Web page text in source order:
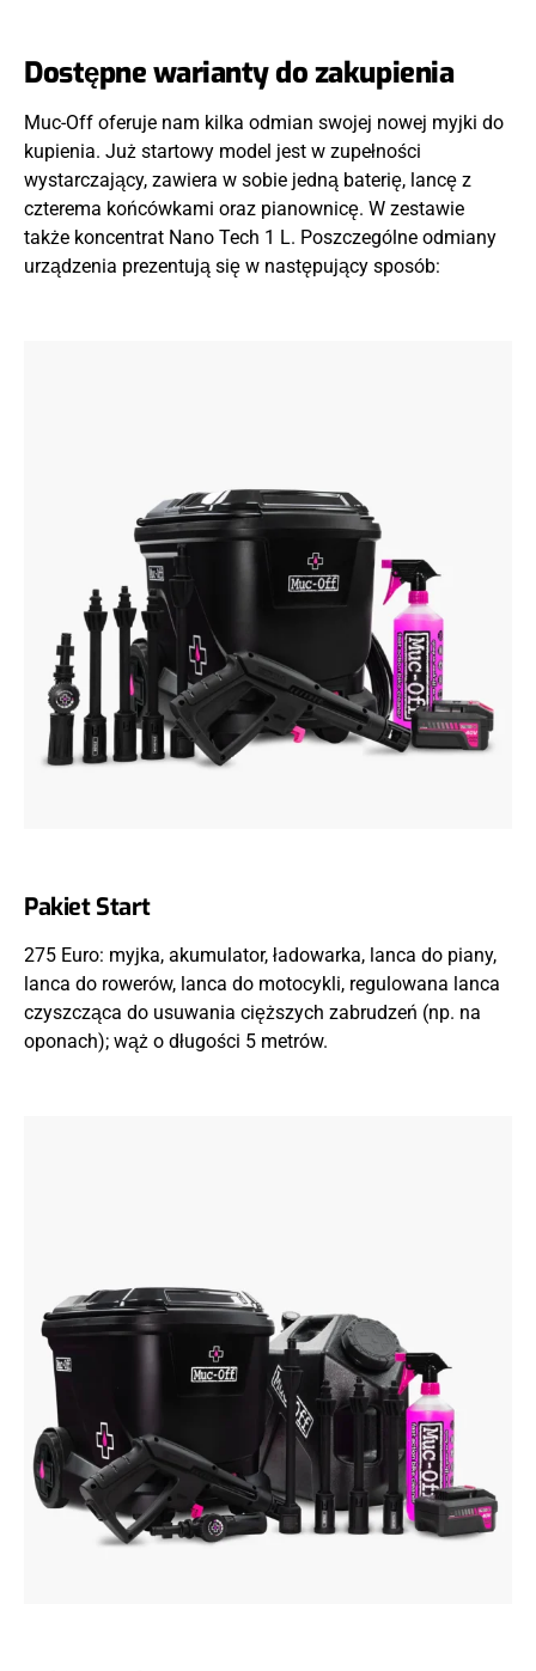
Dostępne warianty do zakupienia
Muc-Off oferuje nam kilka odmian swojej nowej myjki do
kupienia. Już startowy model jest w zupełności
wystarczający, zawiera w sobie jedną baterię, lancę z
czterema końcówkami oraz pianownicę. W zestawie
także koncentrat Nano Tech 1 L. Poszczególne odmiany
urządzenia prezentują się w następujący sposób:
Pakiet Start
275 Euro: myjka, akumulator, ładowarka, lanca do piany,
lanca do rowerów, lanca do motocykli, regulowana lanca
czyszcząca do usuwania cięższych zabrudzeń (np. na
oponach); wąż o długości 5 metrów.